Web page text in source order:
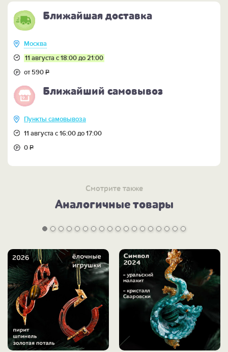
Ближайшая доставка
Москва
11 августа с 18:00 до 21:00
от 590Р
Ближайший самовывоз
Пункты самовывоза
11 августа с 16:00 до 17:00
0Р
Смотрите также
Аналогичные товары